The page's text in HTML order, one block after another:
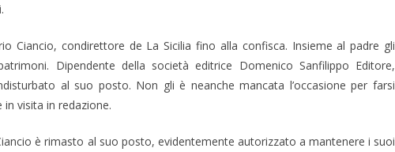
Ciancio, condirettore de La Sicilia fino alla confisca. Insieme al padre gli
Dipendente della società editrice Domenico San­filippo Editore,
al suo posto. Non gli è neanche man­cata l’occasione per farsi
visita in redazione.
è rimasto al suo posto, evidentemente autorizzato a mantenere i suoi